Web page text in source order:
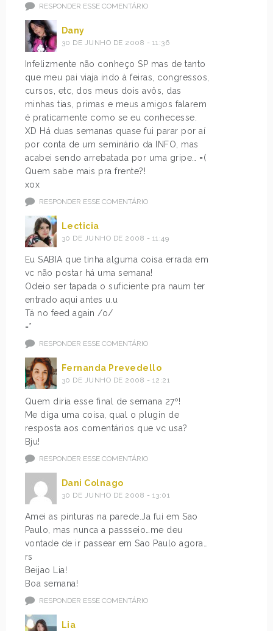
RESPONDER ESSE COMENTÁRIO
Dany
30 DE JUNHO DE 2008 - 11:36
Infelizmente não conheço SP mas de tanto
que meu pai viaja indo à feiras, congressos,
cursos, etc, dos meus dois avôs, das
minhas tias, primas e meus amigos falarem
é praticamente como se eu conhecesse.
XD Há duas semanas quase fui parar por aí
por conta de um seminário da INFO, mas
acabei sendo arrebatada por uma gripe… =(
Quem sabe mais pra frente?!
xox
RESPONDER ESSE COMENTÁRIO
Lecticia
30 DE JUNHO DE 2008 - 11:49
Eu SABIA que tinha alguma coisa errada em
vc não postar há uma semana!
Odeio ser tapada o suficiente pra naum ter
entrado aqui antes u.u
Tá no feed again /o/
=*
RESPONDER ESSE COMENTÁRIO
Fernanda Prevedello
30 DE JUNHO DE 2008 - 12:21
Quem diria esse final de semana 27º!
Me diga uma coisa, qual o plugin de
resposta aos comentários que vc usa?
Bju!
RESPONDER ESSE COMENTÁRIO
Dani Colnago
30 DE JUNHO DE 2008 - 13:01
Amei as pinturas na parede.Ja fui em Sao
Paulo, mas nunca a passseio…me deu
vontade de ir passear em Sao Paulo agora…
rs
Beijao Lia!
Boa semana!
RESPONDER ESSE COMENTÁRIO
Lia